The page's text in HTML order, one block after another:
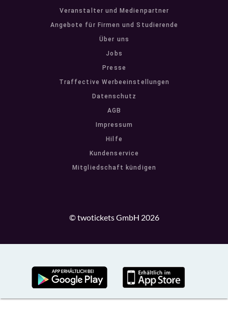
Veranstalter und Medienpartner
Angebote für Firmen und Studierende
Über uns
Jobs
Presse
Traffective Werbeeinstellungen
Datenschutz
AGB
Impressum
Hilfe
Kundenservice
Mitgliedschaft kündigen
© twotickets GmbH 2026